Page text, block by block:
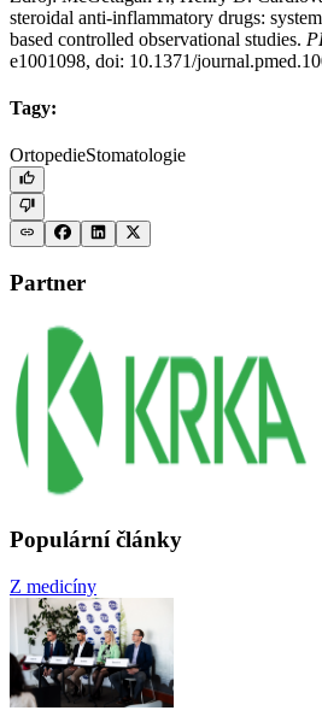
steroidal anti-inflammatory drugs:
based controlled observational studies.
e1001098, doi: 10.1371/
Tagy:
OrtopedieStomatologie
Partner
Populární články
Z medicíny